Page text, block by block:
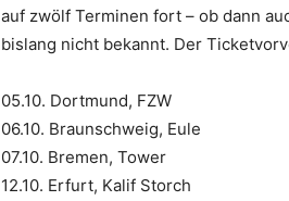
auf zwölf Terminen fort – ob dann
bislang nicht bekannt. Der
05.10. Dortmund, FZW
06.10. Braunschweig, Eule
07.10. Bremen, Tower
12.10. Erfurt, Kalif Storch